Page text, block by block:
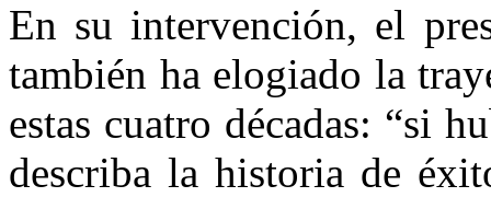
En su intervención, el
también ha elogiado la
estas cuatro décadas: “si
describa la historia de